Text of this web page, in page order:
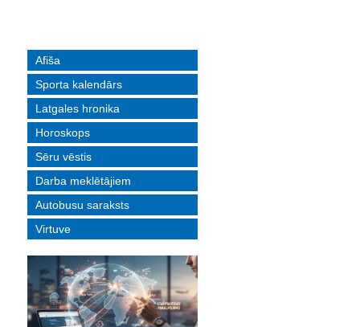
Afiša
Sporta kalendārs
Latgales hronika
Horoskops
Sēru vēstis
Darba meklētājiem
Autobusu saraksts
Virtuve